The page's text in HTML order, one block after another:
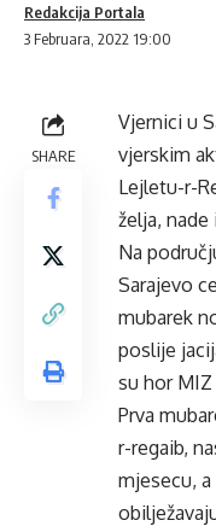
3 Februara, 2022 19:00
Redakcija Portala
SHARE
Vjernici u
vjerskim
Lejletu-r-
želja, nade
Na
Sarajevo
mubarek
poslije
su hor MIZ
Prva
r-regaib,
mjesecu,